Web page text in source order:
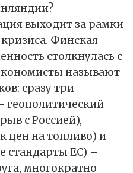
выходит за рамки
Финская
столкнулась с
называют
сразу три
геополитический
с Россией),
цен на топливо) и
стандарты ЕС) –
многократно